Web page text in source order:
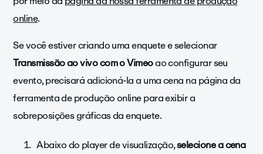
online.
Se você estiver criando uma enquete e selecionar
Transmissão ao vivo com o Vimeoao configurar seu
evento, precisará adicioná-la a uma cena na página da
ferramenta de produção online para exibir a
sobreposições gráficas da enquete.
Abaixo do player de visualização,selecione a cena